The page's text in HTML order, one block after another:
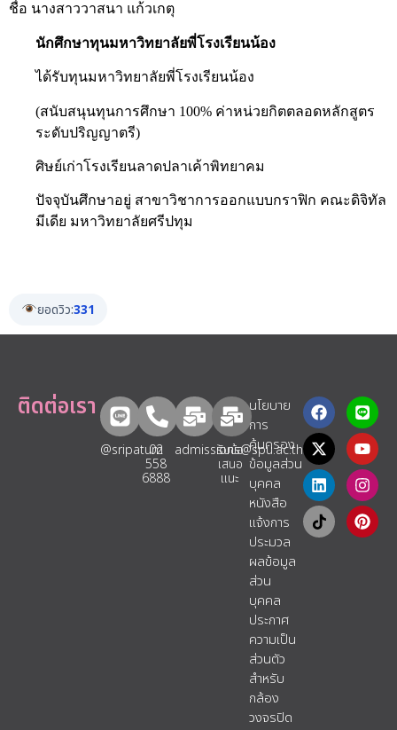
ชื่อ นางสาววาสนา แก้วเกตุ
นักศึกษาทุนมหาวิทยาลัยพี่โรงเรียนน้อง
ได้รับทุนมหาวิทยาลัยพี่โรงเรียนน้อง
(สนับสนุนทุนการศึกษา 100% ค่าหน่วยกิตตลอดหลักสูตร
ระดับปริญญาตรี)
ศิษย์เก่าโรงเรียนลาดปลาเค้าพิทยาคม
ปัจจุบันศึกษาอยู่ สาขาวิชาการออกแบบกราฟิก คณะดิจิทัล
มีเดีย มหาวิทยาลัยศรีปทุม
ยอดวิว:331
ติดต่อเรา
@sripatum
02
558
6888
admissions@spu.ac.th
รับข้อ
เสนอ
แนะ​
นโยบาย
การ
คุ้มครอง
ข้อมูลส่วน
บุคคล
หนังสือ
แจ้งการ
ประมวล
ผลข้อมูล
ส่วน
บุคคล
ประกาศ
ความเป็น
ส่วนตัว
สำหรับ
กล้อง
วงจรปิด